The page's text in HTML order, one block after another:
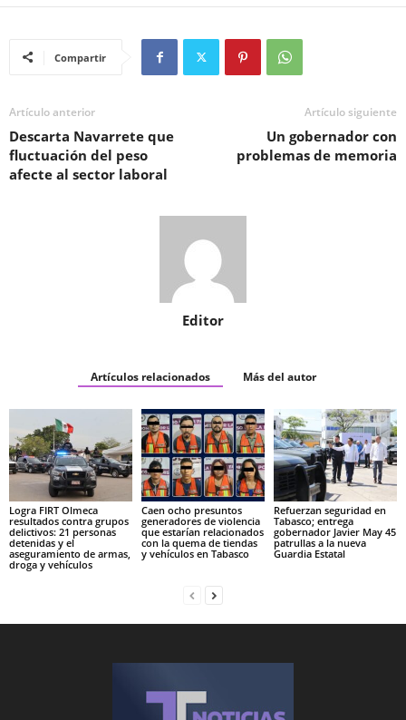
Compartir
Artículo anterior
Descarta Navarrete que
fluctuación del peso
afecte al sector laboral
Artículo siguiente
Un gobernador con
problemas de memoria
Editor
Artículos relacionados Más del autor
Logra FIRT Olmeca
resultados contra grupos
delictivos: 21 personas
detenidas y el
aseguramiento de armas,
droga y vehículos
Caen ocho presuntos
generadores de violencia
que estarían relacionados
con la quema de tiendas
y vehículos en Tabasco
Refuerzan seguridad en
Tabasco; entrega
gobernador Javier May 45
patrullas a la nueva
Guardia Estatal